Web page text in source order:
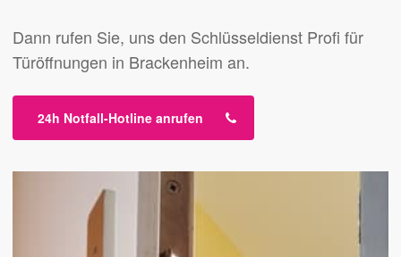
Dann rufen Sie, uns den Schlüsseldienst Profi für
Türöffnungen in Brackenheim an.
24h Notfall-Hotline anrufen